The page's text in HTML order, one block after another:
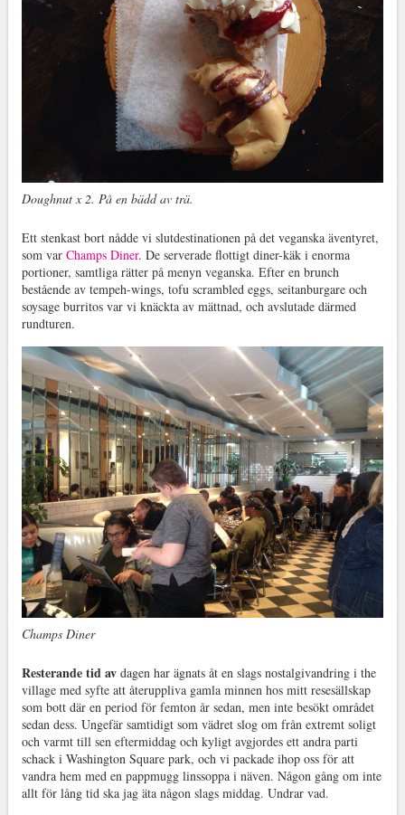
Doughnut x 2. På en bädd av trä.
Ett stenkast bort nådde vi slutdestinationen på det veganska äventyret,
som var Champs Diner. De serverade flottigt diner-käk i enorma
portioner, samtliga rätter på menyn veganska. Efter en brunch
bestående av tempeh-wings, tofu scrambled eggs, seitanburgare och
soysage burritos var vi knäckta av mättnad, och avslutade därmed
rundturen.
Champs Diner
Resterande tid avdagen har ägnats åt en slags nostalgivandring i the
village med syfte att återuppliva gamla minnen hos mitt resesällskap
som bott där en period för femton år sedan, men inte besökt området
sedan dess. Ungefär samtidigt som vädret slog om från extremt soligt
och varmt till sen eftermiddag och kyligt avgjordes ett andra parti
schack i Washington Square park, och vi packade ihop oss för att
vandra hem med en pappmugg linssoppa i näven. Någon gång om inte
allt för lång tid ska jag äta någon slags middag. Undrar vad.